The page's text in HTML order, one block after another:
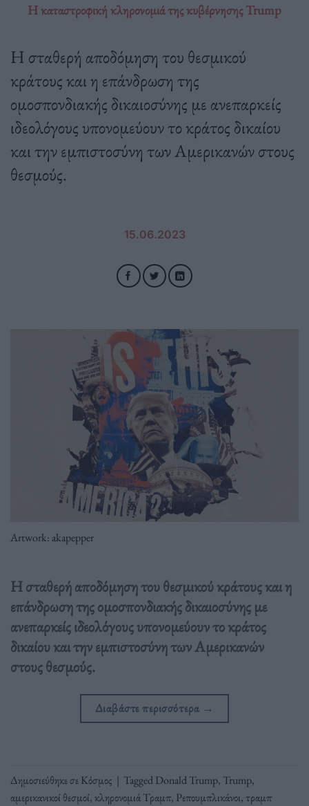
Η καταστροφική κληρονομιά της κυβέρνησης Trump
Η σταθερή αποδόμηση του θεσμικού
κράτους και η επάνδρωση της
ομοσπονδιακής δικαιοσύνης με ανεπαρκείς
ιδεολόγους υπονομεύουν το κράτος δικαίου
και την εμπιστοσύνη των Αμερικανών στους
θεσμούς.
15.06.2023
Artwork: akapepper
Η σταθερή αποδόμηση του θεσμικού κράτους και η
επάνδρωση της ομοσπονδιακής δικαιοσύνης με
ανεπαρκείς ιδεολόγους υπονομεύουν το κράτος
δικαίου και την εμπιστοσύνη των Αμερικανών
στους θεσμούς.
Διαβάστε περισσότερα →
Δημοσιεύθηκε σεΚόσμος | TaggedDonald Trump, Trump,
αμερικανικοί θεσμοί,κληρονομιά Τραμπ, Ρεπουμπλικάνοι,τραμπ